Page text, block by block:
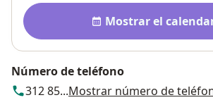
Disponibilidad
Mostrar el
Número de teléfono
312 85...Mostrar número de